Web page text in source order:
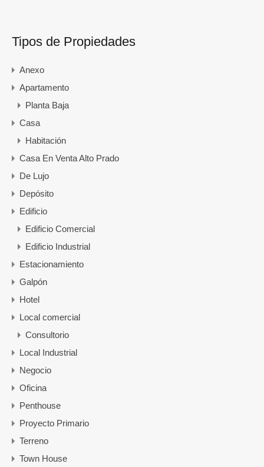
Tipos de Propiedades
Anexo
Apartamento
Planta Baja
Casa
Habitación
Casa En Venta Alto Prado
De Lujo
Depósito
Edificio
Edificio Comercial
Edificio Industrial
Estacionamiento
Galpón
Hotel
Local comercial
Consultorio
Local Industrial
Negocio
Oficina
Penthouse
Proyecto Primario
Terreno
Town House